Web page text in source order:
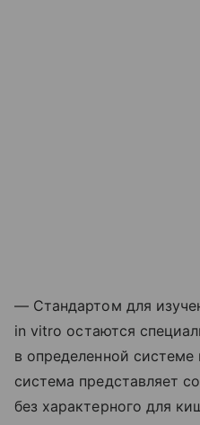
— Стандартом для
in vitro остаются
в определенной
система представляет
без характерного для